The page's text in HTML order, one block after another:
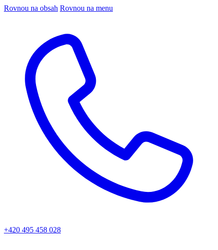
Rovnou na obsah Rovnou na menu
+420 495 458 028